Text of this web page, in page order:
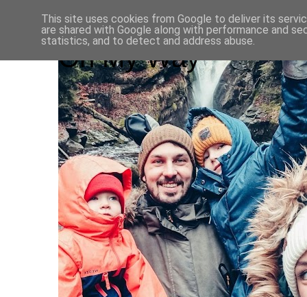
On My Way
This site uses cookies from Google to deliver its
are shared with Google along with performance and
statistics, and to detect and address abuse.